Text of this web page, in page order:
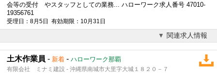
会等の受付 やスタッフとしての業務... ハローワーク求人番号 47010-
19356761
受理日：8月5日 有効期限：10月31日
関連求人情報
土木作業員 - 新着 - ハローワーク那覇
有限会社 ミナミ建設 - 沖縄県南城市大里字大城１８２０－７